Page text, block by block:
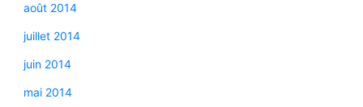
août 2014
juillet 2014
juin 2014
mai 2014